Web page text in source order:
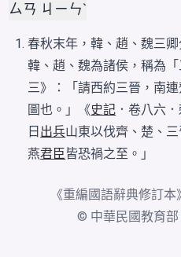
ㄙㄢ ㄐㄧㄣˋ
春秋末年，韓、趙、魏三
韓、趙、魏為諸侯，稱為
三》：「請西約三晉，南
圖也。」《史記 ．卷八六
日 出兵山東以伐齊、楚、
燕君臣皆恐禍之至。」
《重編國語辭典修訂本
© 中華民國教育部